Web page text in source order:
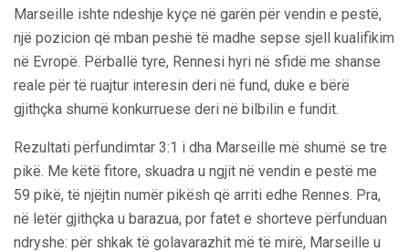
Marseille ishte ndeshje kyçe në garën për vendin e pestë,
një pozicion që mban peshë të madhe sepse sjell kualifikim
në Evropë. Përballë tyre, Rennesi hyri në sfidë me shanse
reale për të ruajtur interesin deri në fund, duke e bërë
gjithçka shumë konkurruese deri në bilbilin e fundit.
Rezultati përfundimtar 3:1 i dha Marseille më shumë se tre
pikë. Me këtë fitore, skuadra u ngjit në vendin e pestë me
59 pikë, të njëjtin numër pikësh që arriti edhe Rennes. Pra,
në letër gjithçka u barazua, por fatet e shorteve përfunduan
ndryshe: për shkak të golavarazhit më të mirë, Marseille u